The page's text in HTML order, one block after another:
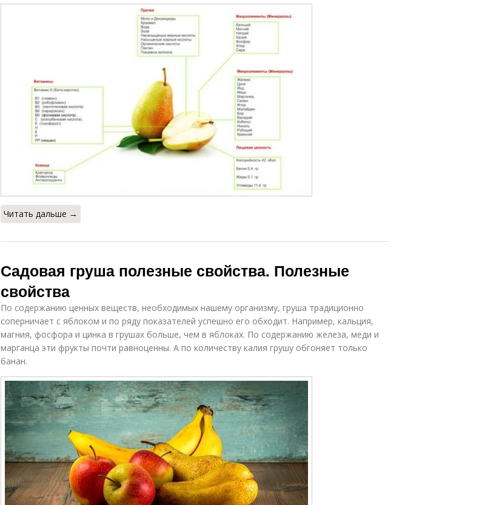
Читать дальше →
Садовая груша полезные свойства. Полезные
свойства
По содержанию ценных веществ, необходимых нашему организму, груша традиционно
соперничает с яблоком и по ряду показателей успешно его обходит. Например, кальция,
магния, фосфора и цинка в грушах больше, чем в яблоках. По содержанию железа, меди и
марганца эти фрукты почти равноценны. А по количеству калия грушу обгоняет только
банан.